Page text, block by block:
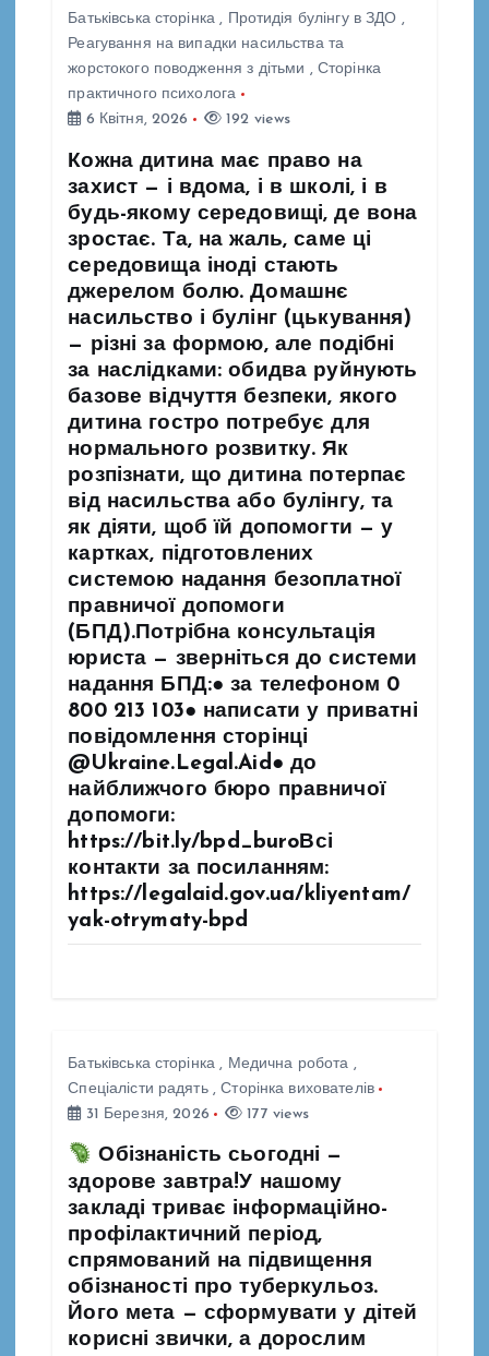
Батьківська сторінка , Протидія булінгу в ЗДО ,
Реагування на випадки насильства та
жорстокого поводження з дітьми , Сторінка
практичного психолога
6 Квітня, 2026
192 views
Кожна дитина має право на
захист — і вдома, і в школі, і в
будь-якому середовищі, де вона
зростає. Та, на жаль, саме ці
середовища іноді стають
джерелом болю. Домашнє
насильство і булінг (цькування)
— різні за формою, але подібні
за наслідками: обидва руйнують
базове відчуття безпеки, якого
дитина гостро потребує для
нормального розвитку. Як
розпізнати, що дитина потерпає
від насильства або булінгу, та
як діяти, щоб їй допомогти — у
картках, підготовлених
системою надання безоплатної
правничої допомоги
(БПД).Потрібна консультація
юриста — зверніться до системи
надання БПД:● за телефоном 0
800 213 103● написати у приватні
повідомлення сторінці
@Ukraine.Legal.Aid● до
найближчого бюро правничої
допомоги:
https://bit.ly/bpd_buroВсі
контакти за посиланням:
https://legalaid.gov.ua/kliyentam/
yak-otrymaty-bpd
Батьківська сторінка , Медична робота ,
Спеціалісти радять,Сторінка вихователів
31 Березня, 2026
177 views
Обізнаність сьогодні —
здорове завтра!У нашому
закладі триває інформаційно-
профілактичний період,
спрямований на підвищення
обізнаності про туберкульоз.
Його мета — сформувати у дітей
корисні звички, а дорослим